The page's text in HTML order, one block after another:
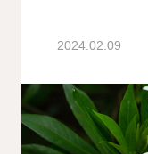
2024.02.09